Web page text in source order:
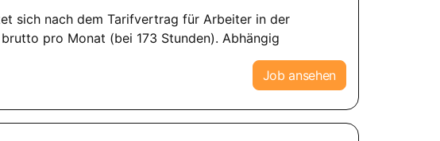
sich nach dem Tarifvertrag für Arbeiter in der
pro Monat (bei 173 Stunden). Abhängig
Job ansehen